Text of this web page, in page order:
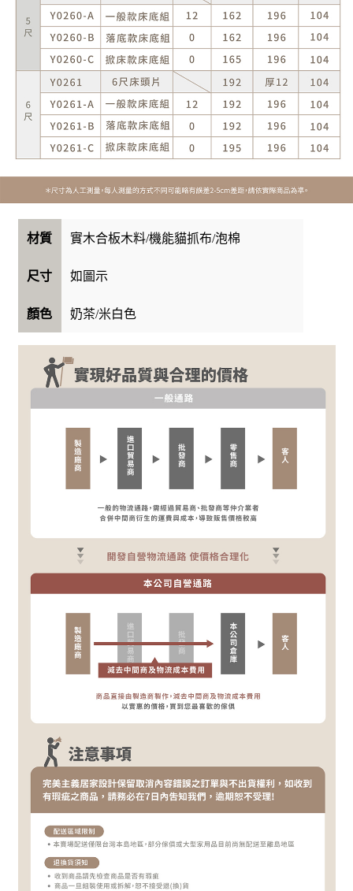
材質 實木合板木料/機能貓抓布/泡棉
尺寸 如圖示
顏色 奶茶/米白色